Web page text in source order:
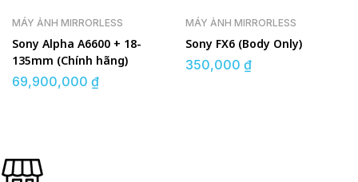
MÁY ẢNH MIRRORLESS
Sony Alpha A6600 + 18-
135mm (Chính hãng)
69,900,000 ₫
MÁY ẢNH MIRRORLESS
Sony FX6 (Body Only)
350,000 ₫